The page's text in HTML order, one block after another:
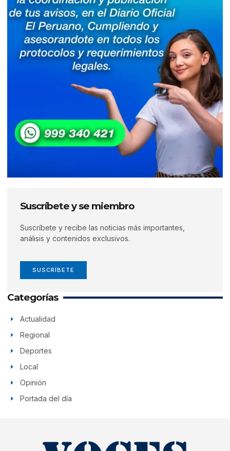
Suscríbete y se miembro
Suscríbete y recibe las noticias más importantes,
análisis y contenidos exclusivos.
SUSCRÍBETE
Categorías
Actualidad
Regional
Deportes
Local
Opinión
Portada del día